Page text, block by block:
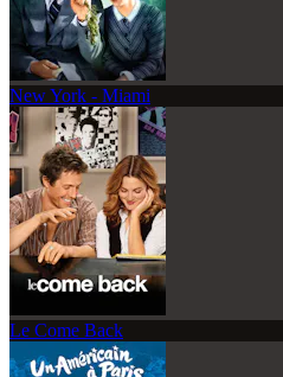
New York - Miami
Le Come Back